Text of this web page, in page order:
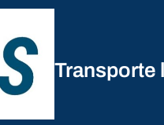
Transporte